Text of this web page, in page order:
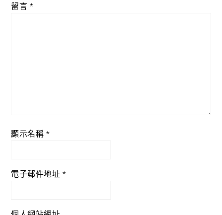
留言 *
顯示名稱 *
電子郵件地址 *